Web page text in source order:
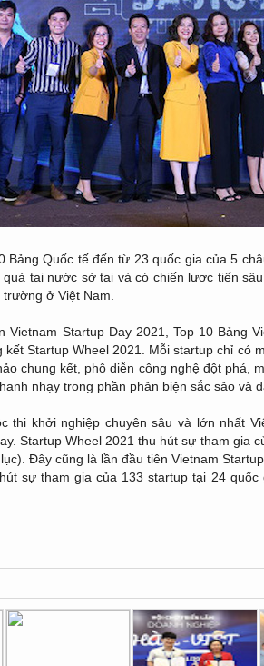
Bảng Quốc tế đến từ 23 quốc gia của 5
quả tại nước sở tại và có chiến lược tiến
ở Việt Nam.
Vietnam Startup Day 2021, Top 10 Bảng
kết Startup Wheel 2021. Mỗi startup chỉ có
chung kết, phô diễn công nghệ đột phá,
nhạy trong phần phản biện sắc sảo và
thi khởi nghiệp chuyên sâu và lớn nhất
Startup Wheel 2021 thu hút sự tham gia
Đây cũng là lần đầu tiên Vietnam
sự tham gia của 133 startup tại 24